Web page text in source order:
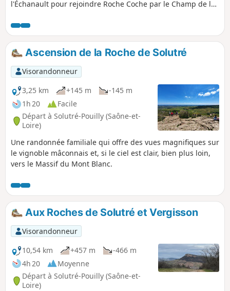
l'Échanault pour rejoindre Roche Coche par le Champ de la
offre un beau panorama sur le Val Lamartine, la Roche de
Solutré, et au large les Hauts du Beaujolais. Il faut ensuite
remonter vers les Bruyères, puis descendre à Chanaud et
virer au Nord-Est vers Escolles et la direction de Vanzé pour
revenir à Verzé.
Ascension de la Roche de Solutré
Visorandonneur
3,25 km
+145 m
-145 m
1h 20
Facile
Départ à Solutré-Pouilly (Saône-et-
Loire)
Une randonnée familiale qui offre des vues magnifiques sur
le vignoble mâconnais et, si le ciel est clair, bien plus loin,
vers le Massif du Mont Blanc.
Aux Roches de Solutré et Vergisson
Visorandonneur
10,54 km
+457 m
-466 m
4h 20
Moyenne
Départ à Solutré-Pouilly (Saône-et-
Loire)